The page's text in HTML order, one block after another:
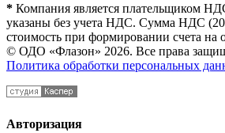
* Компания является плательщиком
указаны без учета НДС. Сумма НДС
стоимость при формировании счета на
© ОДО «Флазон» 2026. Все права
Политика обработки персональных
Авторизация